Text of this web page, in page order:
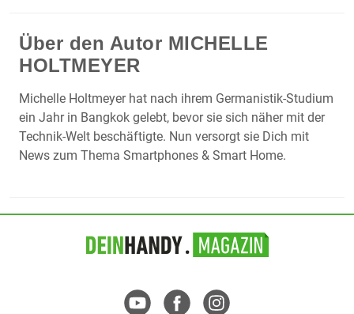
Über den Autor MICHELLE
HOLTMEYER
Michelle Holtmeyer hat nach ihrem Germanistik-Studium
ein Jahr in Bangkok gelebt, bevor sie sich näher mit der
Technik-Welt beschäftigte. Nun versorgt sie Dich mit
News zum Thema Smartphones & Smart Home.